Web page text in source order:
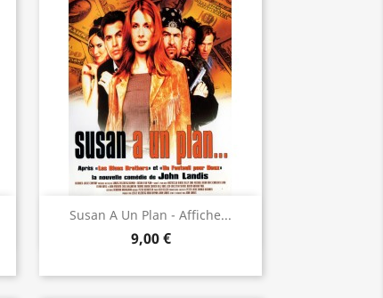
Susan A Un Plan - Affiche...
9,00 €
Aperçu rapide